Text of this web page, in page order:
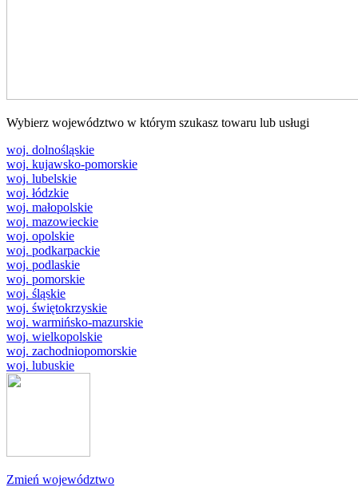
Wybierz województwo w którym szukasz towaru lub usługi
woj. dolnośląskie
woj. kujawsko-pomorskie
woj. lubelskie
woj. łódzkie
woj. małopolskie
woj. mazowieckie
woj. opolskie
woj. podkarpackie
woj. podlaskie
woj. pomorskie
woj. śląskie
woj. świętokrzyskie
woj. warmińsko-mazurskie
woj. wielkopolskie
woj. zachodniopomorskie
woj. lubuskie
Zmień województwo